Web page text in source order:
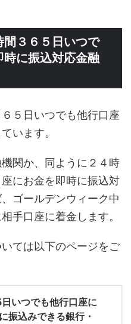
間３６５日いつで
時に振込対応金融
５日いつでも他行口座
います。
関か、同ように２４時
にお金を即時に振込対
ゴールデンウィーク中
手口座に着金します。
ては以下のページをご
いつでも他行口座に
振込みできる銀行・